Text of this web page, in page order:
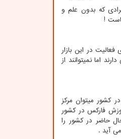
که بدون علم و
!
داشته باشید در فارکس بیش از 98% افرادی که ادعای فعالیت در این بازار
فارکس آشنایی دارند اما نمیتوانند از
کشور میتوان مرکز
اموزش فارکس در کشور
حاضر در کشور را